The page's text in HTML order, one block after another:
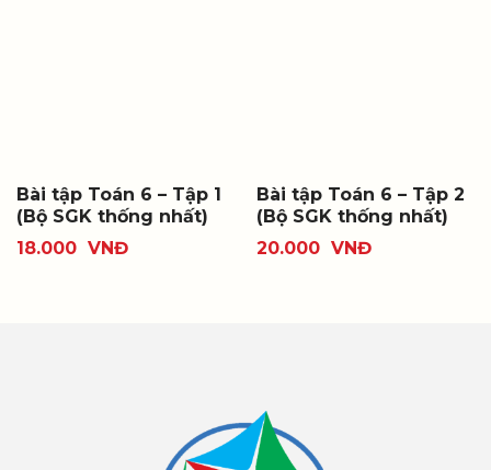
Bài tập Toán 6 – Tập 1
(Bộ SGK thống nhất)
18.000 VNĐ
Bài tập Toán 6 – Tập 2
(Bộ SGK thống nhất)
20.000 VNĐ